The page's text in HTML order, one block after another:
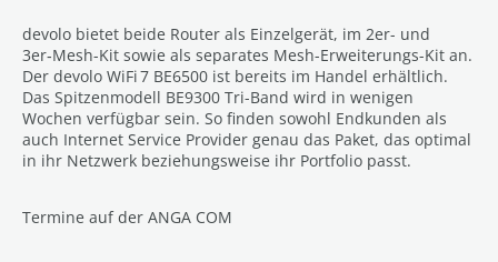
devolo bietet beide Router als Einzelgerät, im 2er- und
3er‑Mesh-Kit sowie als separates Mesh-Erweiterungs-Kit an.
Der devolo WiFi 7 BE6500 ist bereits im Handel erhältlich.
Das Spitzenmodell BE9300 Tri-Band wird in wenigen
Wochen verfügbar sein. So finden sowohl Endkunden als
auch Internet Service Provider genau das Paket, das optimal
in ihr Netzwerk beziehungsweise ihr Portfolio passt.
Termine auf der ANGA COM